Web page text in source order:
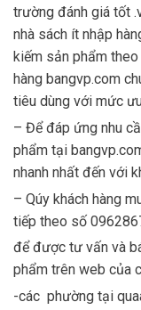
trường đánh giá tốt
nhà sách ít nhập
kiếm sản phẩm
hàng bangvp.com
tiêu dùng với mức
– Để đáp ứng nhu
phẩm tại
nhanh nhất đến với
– Qúy khách hàng
tiếp theo số
để được tư vấn và
phẩm trên web của
-các phường tại